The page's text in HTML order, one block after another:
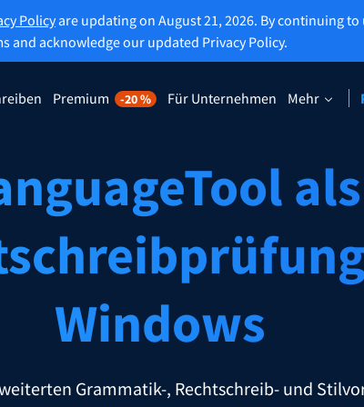
Policyare updating on August 21, 2026. By continuing
and acknowledge our updated Privacy Policy.
Premium -20 % Für Unternehmen Mehr
ausprobieren
Profitieren Sie von den Vorteilen
unbegrenzter Umformulierungen
Alle Premiumfunktionen
dabei, den richtigen Ton zu finden.
für E-Mail-Programme Office-Erweiterungen
als
Windows
Grammatik-, Rechtschreib- und